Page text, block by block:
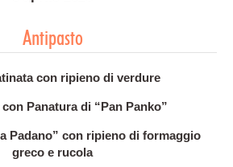
Antipasto
con ripieno di verdure
Panatura di “Pan Panko”
Padano” con ripieno di formaggio
greco e rucola